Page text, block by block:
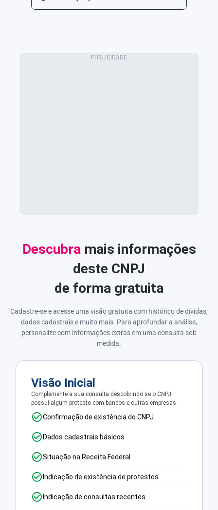
Descubra mais informações
deste CNPJ
de forma gratuita
Cadastre-se e acesse uma visão gratuita com histórico de dívidas,
dados cadastrais e muito mais. Para aprofundar a análise,
personalize com informações extras em uma consulta sob
medida.
Visão Inicial
Complemente a sua consulta descobrindo se o CNPJ
possui algum protesto com bancos e outras empresas.
Confirmação de existência do CNPJ
Dados cadastrais básicos
Situação na Receita Federal
Indicação de existência de protestos
Indicação de consultas recentes